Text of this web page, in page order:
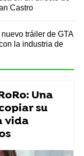
Castro
tráiler de GTA
la industria de
Una
su
vida